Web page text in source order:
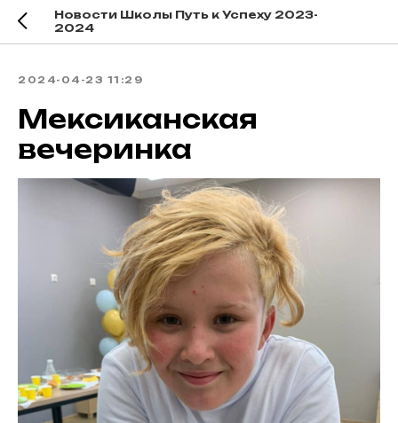
Новости Школы Путь к Успеху 2023-
2024
2024-04-23 11:29
Мексиканская
вечеринка